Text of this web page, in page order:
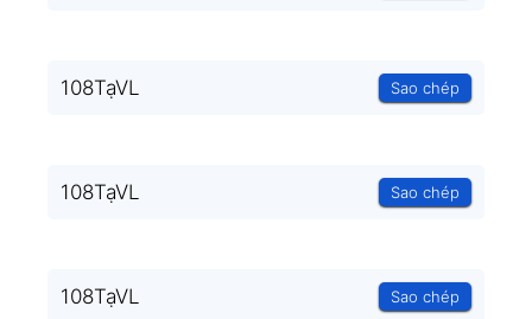
108TạVL Sao chép
108TạVL Sao chép
108TạVL Sao chép